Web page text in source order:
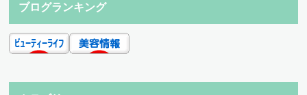
ブログランキング